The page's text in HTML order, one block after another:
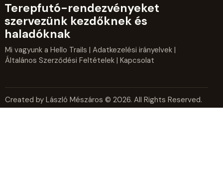
Terepfutó-rendezvényeket
szervezünk kezdőknek és
haladóknak
Mi vagyunk a Hello Trails | Adatkezelési irányelvek |
Általános Szerződési Feltételek | Kapcsolat
Created by László Mészáros © 2026. All Rights Reserved.